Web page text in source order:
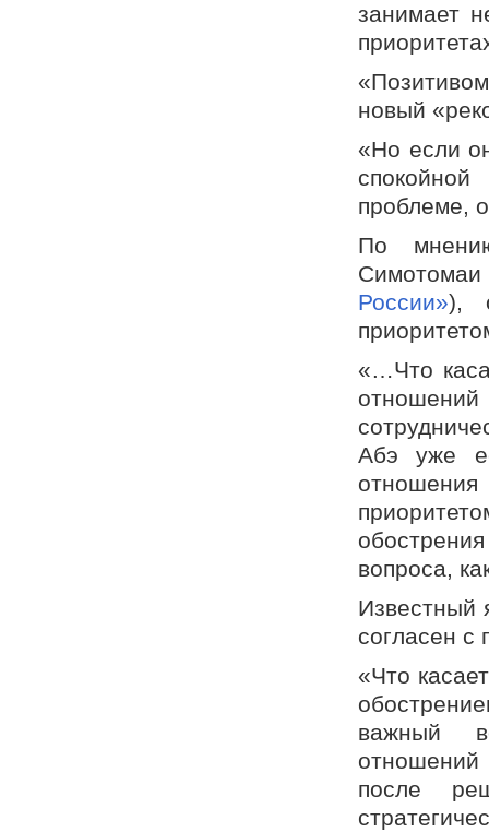
занимает
новый
«Но если
проблеме,
По
России»),
«…Что
Абэ уже
вопроса,
Известный
согласен с
«Что
важный
отношений
после